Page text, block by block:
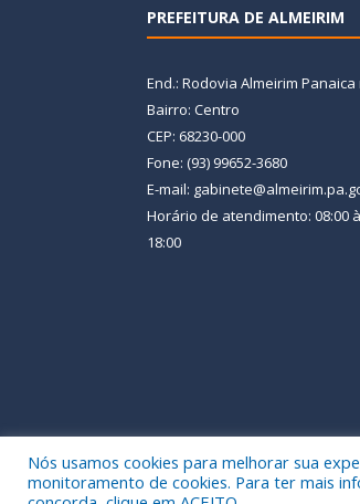
PREFEITURA DE ALMEIRIM
End.: Rodovia Almeirim Panaica
Bairro: Centro
CEP: 68230-000
Fone: (93) 99652-3680
E-mail:
Horário de atendimento: 08:00
18:00
Todos os direitos reservados
Nós usamos cookies para melhorar sua
monitoramento de cookies. Para ter mais